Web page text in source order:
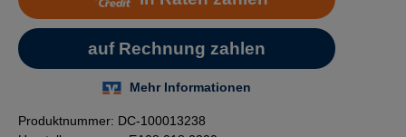
Produktnummer: DC-100013238